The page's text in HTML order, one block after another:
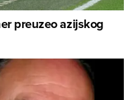
preuzeo azijskog